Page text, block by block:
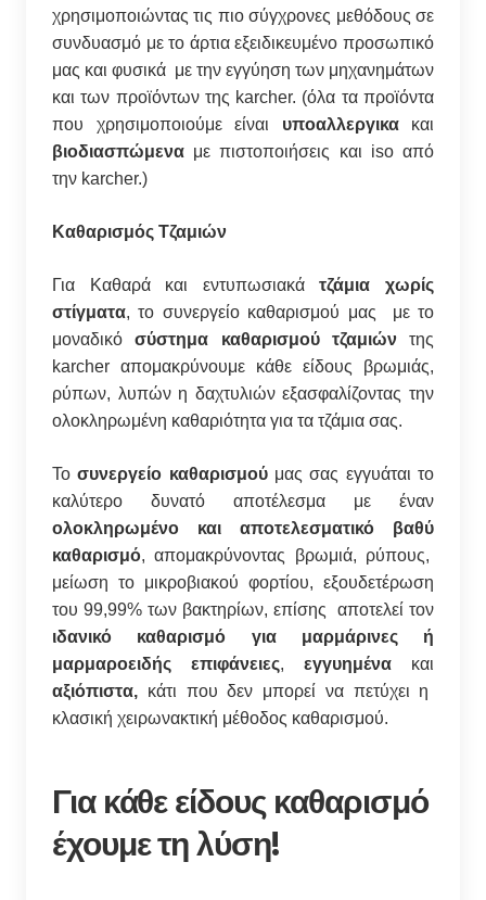
χρησιμοποιώντας τις πιο σύγχρονες μεθόδους σε
συνδυασμό με το άρτια εξειδικευμένο προσωπικό
μας και φυσικά με την εγγύηση των μηχανημάτων
και των προϊόντων της karcher. (όλα τα προϊόντα
που χρησιμοποιούμε είναι υποαλλεργικακαι
βιοδιασπώμενα με πιστοποιήσεις και iso από
την karcher.)
Καθαρισμός Τζαμιών
Για Καθαρά και εντυπωσιακάτζάμια χωρίς
στίγματα, το συνεργείο καθαρισμού μας με το
μοναδικόσύστημα καθαρισμού τζαμιώντης
karcher απομακρύνουμε κάθε είδους βρωμιάς,
ρύπων, λυπών η δαχτυλιών εξασφαλίζοντας την
ολοκληρωμένη καθαριότητα για τα τζάμια σας.
Τοσυνεργείο καθαρισμούμας σας εγγυάται το
καλύτερο δυνατό αποτέλεσμα με έναν
ολοκληρωμένο και αποτελεσματικό βαθύ
καθαρισμό, απομακρύνοντας βρωμιά, ρύπους,
μείωση το μικροβιακού φορτίου, εξουδετέρωση
του 99,99% των βακτηρίων, επίσης αποτελεί τον
ιδανικό καθαρισμό για μαρμάρινες ή
μαρμαροειδής επιφάνειες, εγγυημένα και
αξιόπιστα, κάτι που δεν μπορεί να πετύχει η
κλασική χειρωνακτική μέθοδος καθαρισμού.
Για κάθε είδους καθαρισμό
έχουμε τη λύση!